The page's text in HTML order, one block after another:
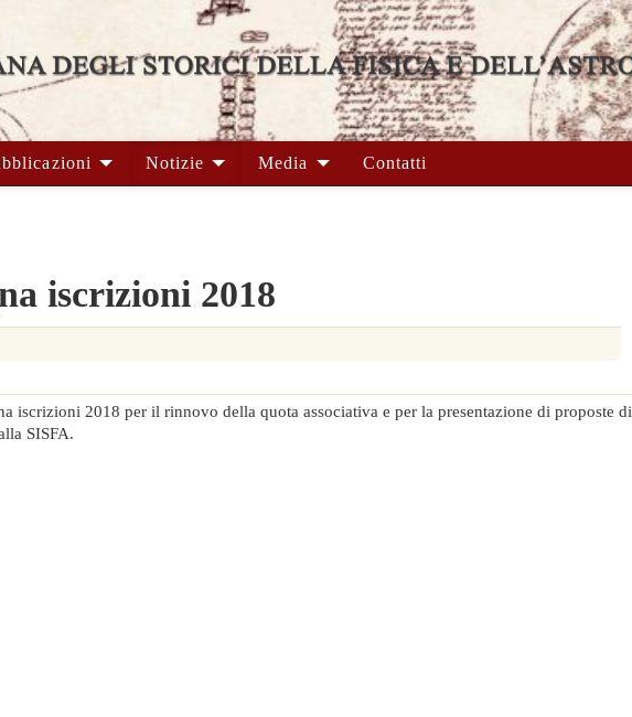
Notizie Media Contatti
iscrizioni 2018
iscrizioni 2018 per il rinnovo della quota associativa e per la presentazione di proposte di
SISFA.